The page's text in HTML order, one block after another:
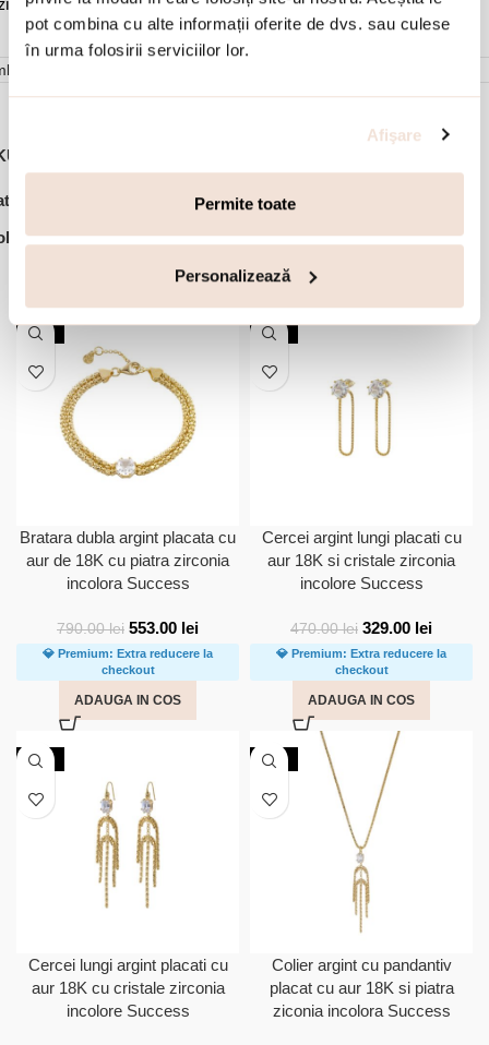
pot combina cu alte informații oferite de dvs. sau culese
în urma folosirii serviciilor lor.
Afişare
Permite toate
Personalizează
Coliere Coliere argint
Success
Accesorii din aceeasi colectie:
-30%
Bratara dubla argint placata cu
aur de 18K cu piatra zirconia
incolora Success
790.00lei 553.00 lei
💎 Premium: Extra reducere la
checkout
ADAUGA IN COS
-30%
Cercei argint lungi placati cu
aur 18K si cristale zirconia
incolore Success
470.00lei 329.00 lei
💎 Premium: Extra reducere la
checkout
ADAUGA IN COS
-30%
Cercei lungi argint placati cu
aur 18K cu cristale zirconia
incolore Success
-30%
Colier argint cu pandantiv
placat cu aur 18K si piatra
ziconia incolora Success